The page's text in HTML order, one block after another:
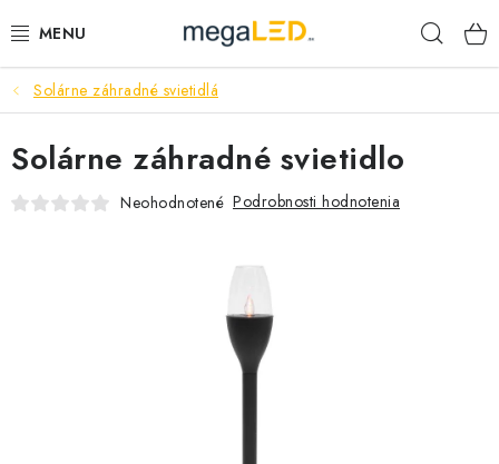
na
PRIEMYSEL
SVIETIDLÁ
ŽIAROVKY A TRUBICE
Solárne záhradné svietidlá
Solárne záhradné svietidlo
Neohodnotené Podrobnosti hodnotenia